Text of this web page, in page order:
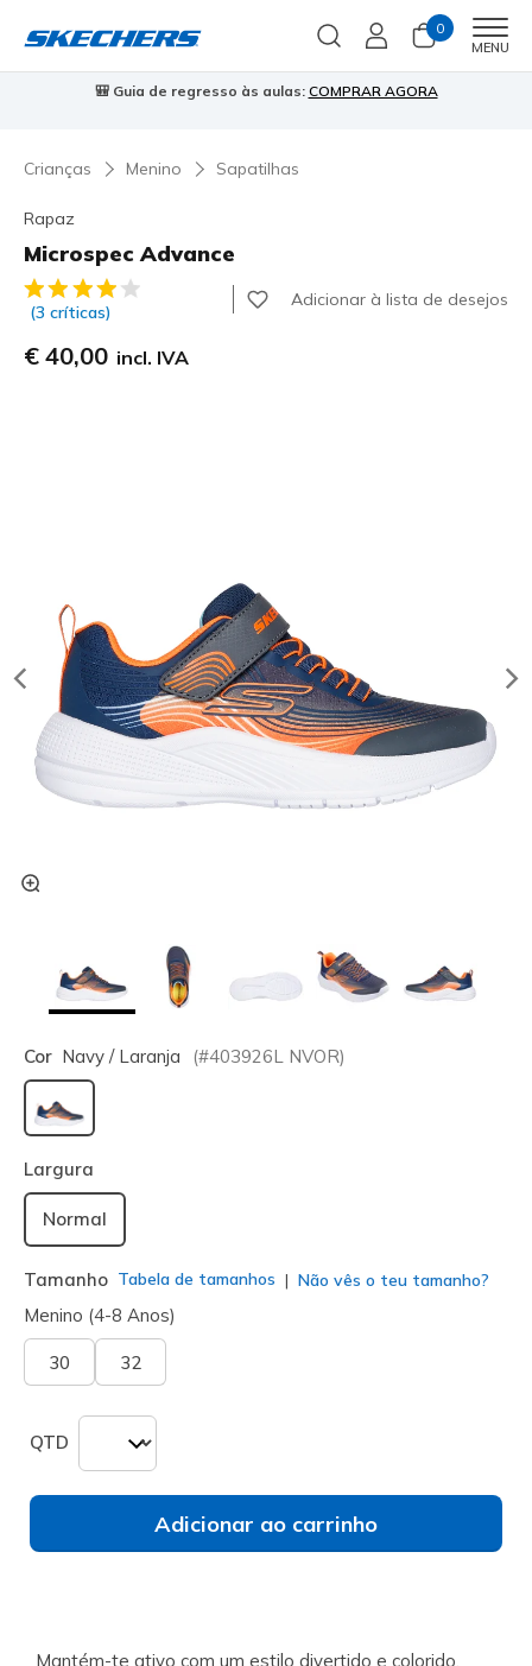
0
MENU
Skechers VIP: 45 dias de devolução para membrosInscreve-te
Crianças Menino Sapatilhas
Rapaz
Microspec Advance
4$9 de 5 – Classificação do cliente
(3 críticas)
Adicionar à lista de desejos
€ 40,00 incl. IVA
Cor Navy / Laranja (#403926L NVOR)
selecionado
Largura
Normal
Tamanho Tabela de tamanhos Não vês o teu tamanho?
Menino (4-8 Anos)
30 32
QTD
Adicionar ao carrinho
Mantém-te ativo com um estilo divertido e colorido,